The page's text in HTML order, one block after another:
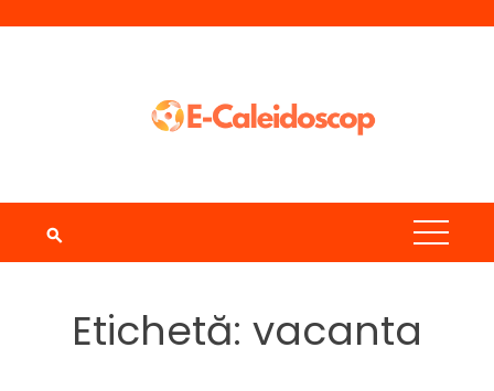
Etichetă: vacanta